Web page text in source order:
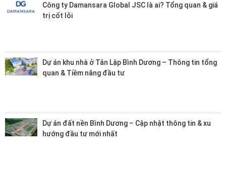
Công ty Damansara Global JSC là ai? Tổng quan & giá
trị cốt lõi
Dự án khu nhà ở Tân Lập Bình Dương – Thông tin tổng
quan & Tiềm năng đầu tư
Dự án đất nền Bình Dương – Cập nhật thông tin & xu
hướng đầu tư mới nhất